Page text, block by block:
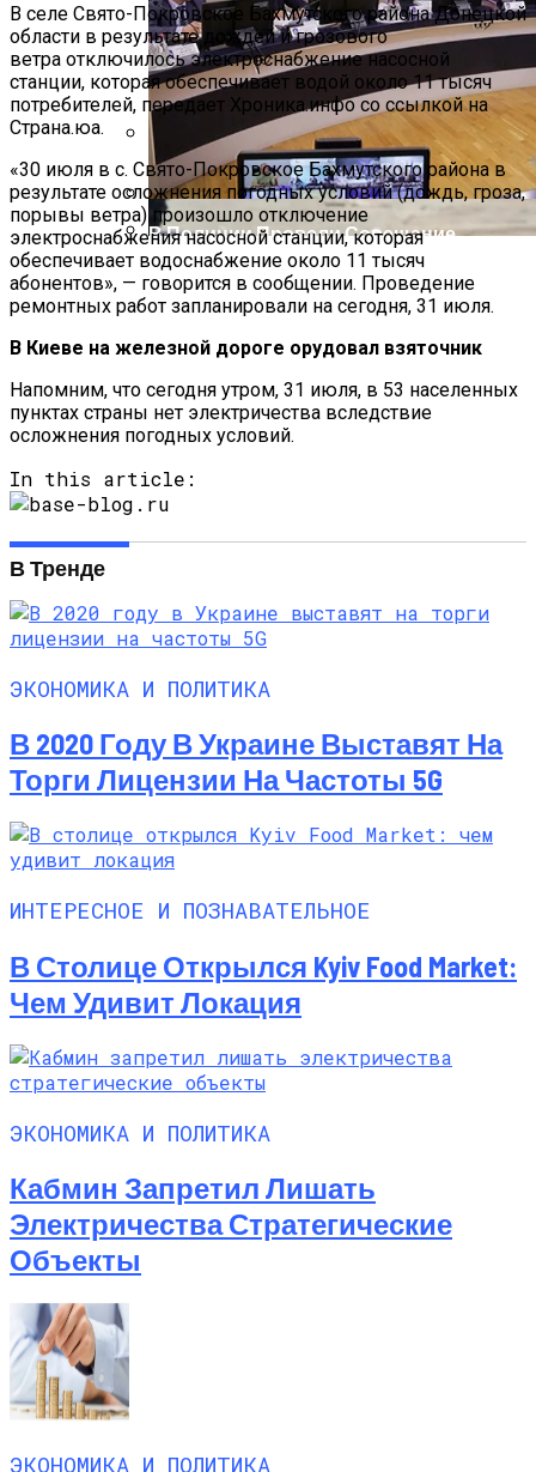
Международная Реакция На Тарифы
Трампа: Что Стоит На Кону
Кризис Безопасности На Гаити:
Ужасающая Реальность Безнадежной
Обстановки
В Полиции Провели Совещание
Накануне Крестного Хода В Киеве
В селе Свято-Покровское Бахмутского района Донецкой
области в результате дождей и грозового
ветра отключилось электроснабжение насосной
станции, которая обеспечивает водой около 11 тысяч
потребителей, передает Хроника.инфо со ссылкой на
Страна.юа.
«30 июля в с. Свято-Покровское Бахмутского района в
результате осложнения погодных условий (дождь, гроза,
порывы ветра) произошло отключение
электроснабжения насосной станции, которая
обеспечивает водоснабжение около 11 тысяч
абонентов», — говорится в сообщении. Проведение
ремонтных работ запланировали на сегодня, 31 июля.
В Киеве на железной дороге орудовал взяточник
Напомним, что сегодня утром, 31 июля, в 53 населенных
пунктах страны нет электричества вследствие
осложнения погодных условий.
In this article:
В Тренде
ЭКОНОМИКА И ПОЛИТИКА
В 2020 Году В Украине Выставят На
Торги Лицензии На Частоты 5G
ИНТЕРЕСНОЕ И ПОЗНАВАТЕЛЬНОЕ
В Столице Открылся Kyiv Food Market:
Чем Удивит Локация
ЭКОНОМИКА И ПОЛИТИКА
Кабмин Запретил Лишать
Электричества Стратегические
Объекты
ЭКОНОМИКА И ПОЛИТИКА